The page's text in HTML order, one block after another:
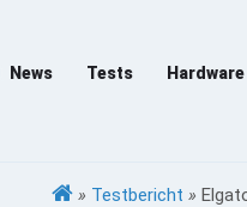
News Tests Hardware
» Testbericht »